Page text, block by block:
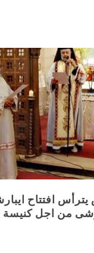
يترأس افتتاح
من اجل